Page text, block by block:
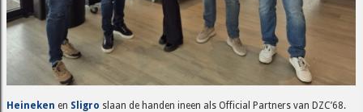
Heineken en Sligro slaan de handen ineen als Official Partners van DZC’68.